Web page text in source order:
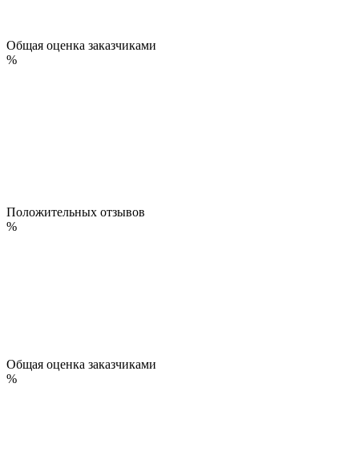
Общая оценка заказчиками
%
Положительных отзывов
%
Общая оценка заказчиками
%